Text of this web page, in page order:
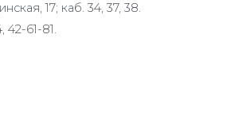
17; каб. 34, 37, 38.
42-61-81.